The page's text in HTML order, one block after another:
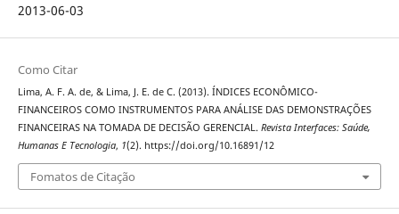
2013-06-03
Como Citar
Lima, A. F. A. de, & Lima, J. E. de C. (2013). ÍNDICES ECONÔMICO-
FINANCEIROS COMO INSTRUMENTOS PARA ANÁLISE DAS DEMONSTRAÇÕES
FINANCEIRAS NA TOMADA DE DECISÃO GERENCIAL. Revista Interfaces: Saúde,
Humanas E Tecnologia, 1(2). https://doi.org/10.16891/12
Fomatos de Citação